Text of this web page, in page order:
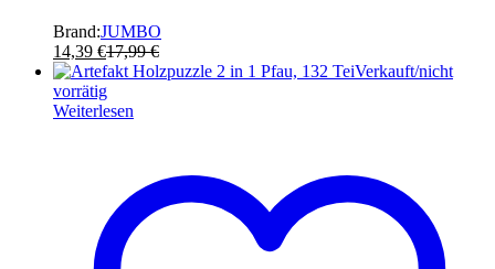
Brand:JUMBO
14,39 €17,99€
Verkauft/nicht
vorrätig
Weiterlesen